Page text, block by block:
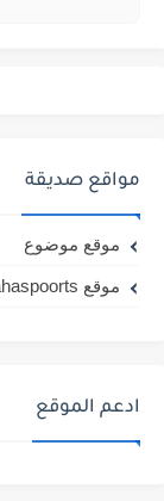
مواقع صديقة
موقع موضوع
موقع ahaspoorts
ادعم الموقع